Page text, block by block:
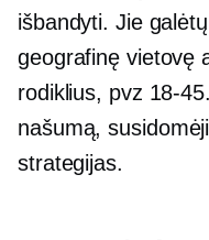
išbandyti. Jie
geografinę vietovę
rodiklius, pvz 18-45.
našumą,
strategijas.